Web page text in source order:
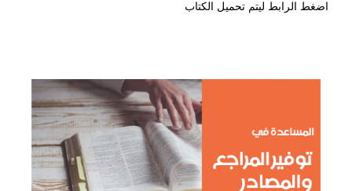
اضغط الرابط ليتم تحميل الكتاب